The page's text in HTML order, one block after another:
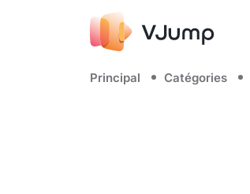
Principal Catégories